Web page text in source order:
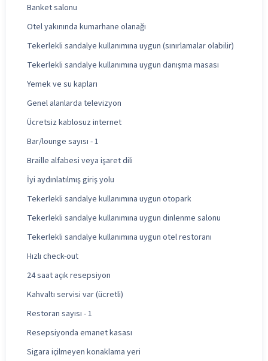
Banket salonu
Otel yakınında kumarhane olanağı
Tekerlekli sandalye kullanımına uygun (sınırlamalar olabilir)
Tekerlekli sandalye kullanımına uygun danışma masası
Yemek ve su kapları
Genel alanlarda televizyon
Ücretsiz kablosuz internet
Bar/lounge sayısı - 1
Braille alfabesi veya işaret dili
İyi aydınlatılmış giriş yolu
Tekerlekli sandalye kullanımına uygun otopark
Tekerlekli sandalye kullanımına uygun dinlenme salonu
Tekerlekli sandalye kullanımına uygun otel restoranı
Hızlı check-out
24 saat açık resepsiyon
Kahvaltı servisi var (ücretli)
Restoran sayısı - 1
Resepsiyonda emanet kasası
Sigara içilmeyen konaklama yeri